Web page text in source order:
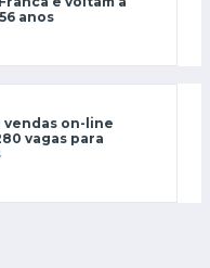
anos
on-line
vagas para